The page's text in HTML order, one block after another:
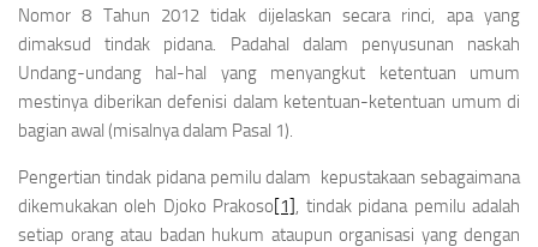
Nomor 8 Tahun 2012 tidak dijelaskan secara rinci, apa yang
dimaksud tindak pidana. Padahal dalam penyusunan naskah
Undang-undang hal-hal yang menyangkut ketentuan umum
mestinya diberikan defenisi dalam ketentuan-ketentuan umum di
bagian awal (misalnya dalam Pasal 1).
Pengertian tindak pidana pemilu dalam kepustakaan sebagaimana
dikemukakan oleh Djoko Prakoso[1], tindak pidana pemilu adalah
setiap orang atau badan hukum ataupun organisasi yang dengan